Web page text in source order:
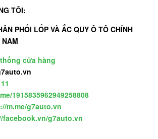
TÔI:
PHỐI LỐP VÀ ẮC QUY Ô TÔ CHÍNH
NAM
cửa hàng
1915835962949258808
m.me/g7auto.vn
facebook.vn/g7auto.vn